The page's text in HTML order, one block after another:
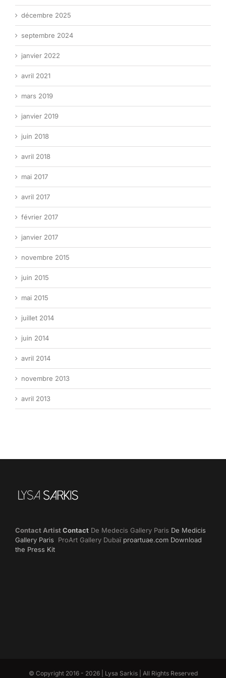
décembre 2025
septembre 2024
janvier 2022
avril 2021
mars 2019
janvier 2019
juin 2018
avril 2018
mai 2017
avril 2017
février 2017
janvier 2017
novembre 2015
juin 2015
mai 2015
juillet 2014
juin 2014
avril 2014
novembre 2013
avril 2013
Contact ArtistContact De Medecis Gallery Paris De Medicis
Gallery Paris
ProArt Gallery Dubaï proartuae.com Download
the Press Kit
© Copyright 2016 - 2026 | Lysa Sarkis | All Rights Reserved